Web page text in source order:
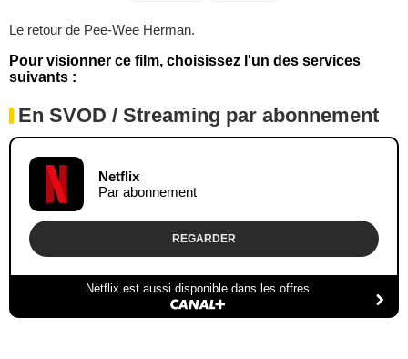
Le retour de Pee-Wee Herman.
Pour visionner ce film, choisissez l'un des services
suivants :
En SVOD / Streaming par abonnement
Netflix
Par abonnement
REGARDER
Netflix est aussi disponible dans les offres